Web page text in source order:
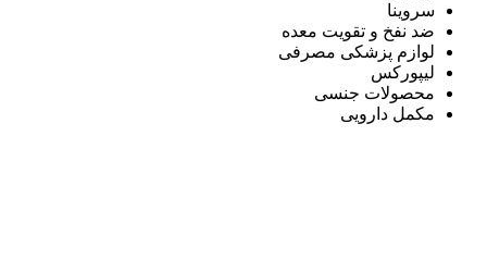
سروینا
ضد نفخ و تقویت معده
لوازم پزشکی مصرفی
لیپورکس
محصولات جنسی
مکمل دارویی